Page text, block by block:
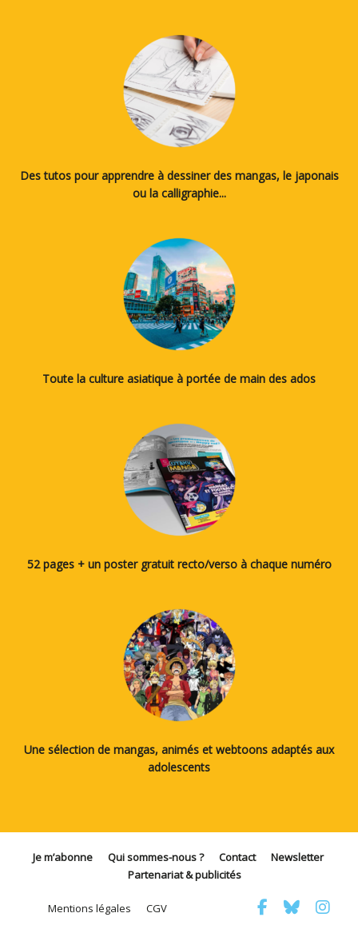
Des tutos pour apprendre à dessiner des mangas, le japonais
ou la calligraphie...
Toute la culture asiatique à portée de main des ados
52 pages + un poster gratuit recto/verso à chaque numéro
Une sélection de mangas, animés et webtoons adaptés aux
adolescents
Je m’abonne Qui sommes-nous ? Contact
Newsletter
Partenariat & publicités
Mentions légales CGV